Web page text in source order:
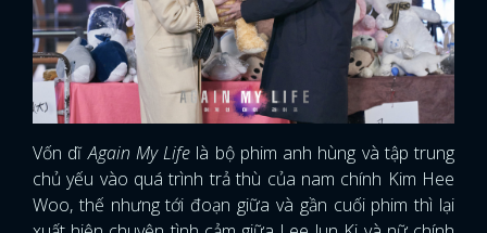
Vốn dĩAgain My Life là bộ phim anh hùng và tập trung
chủ yếu vào quá trình trả thù của nam chính Kim Hee
Woo, thế nhưng tới đoạn giữa và gần cuối phim thì lại